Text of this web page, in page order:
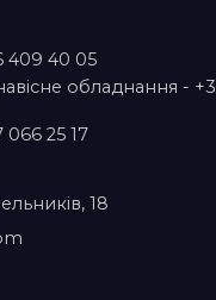
409 40 05
обладнання -
25 17
18